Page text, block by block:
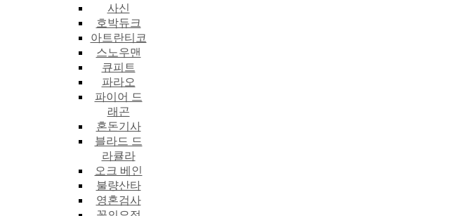
사신
호박듀크
아트란티코
스노우맨
큐피트
파라오
파이어 드
래곤
혼돈기사
블라드 드
라큘라
오크 베인
불량산타
영혼검사